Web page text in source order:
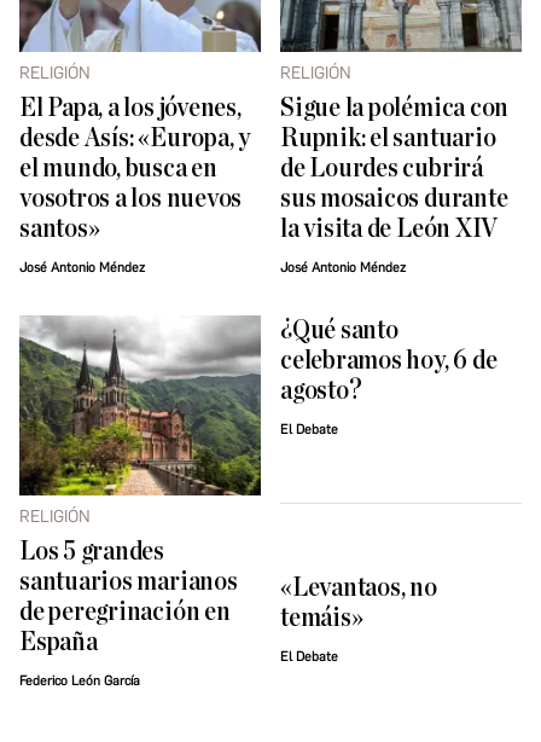
RELIGIÓN
El Papa, a los jóvenes,
desde Asís: «Europa, y
el mundo, busca en
vosotros a los nuevos
santos»
José Antonio Méndez
RELIGIÓN
Sigue la polémica con
Rupnik: el santuario
de Lourdes cubrirá
sus mosaicos durante
la visita de León XIV
José Antonio Méndez
RELIGIÓN
Los 5 grandes
santuarios marianos
de peregrinación en
España
Federico León García
¿Qué santo
celebramos hoy, 6 de
agosto?
El Debate
«Levantaos, no
temáis»
El Debate